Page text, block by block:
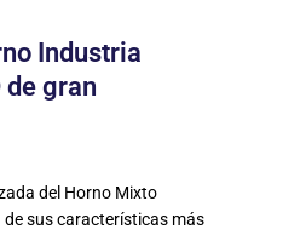
Industria
de gran
del Horno Mixto
de sus características más